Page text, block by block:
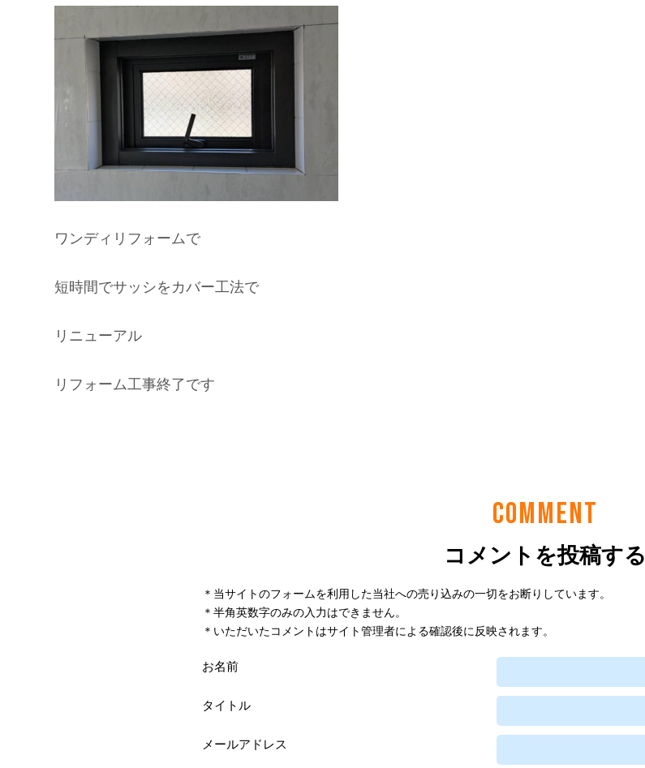
COMMENT
コメントを投稿する
＊当サイトのフォームを利用した当社への売り込みの一切をお断りしています。
＊半角英数字のみの入力はできません。
＊いただいたコメントはサイト管理者による確認後に反映されます。
お名前
タイトル
メールアドレス